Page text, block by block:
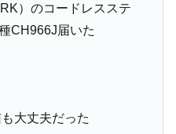
）のコードレスステ
CH966J届いた
大丈夫だった